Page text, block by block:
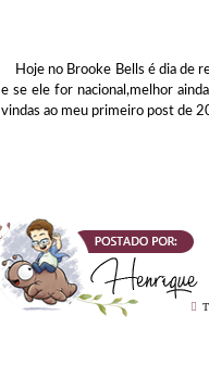
Hoje no Brooke Bells é dia de
e se ele for nacional,melhor
vindas ao meu primeiro post de